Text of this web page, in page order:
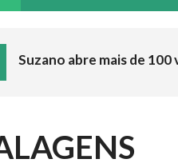
Suzano abre mais de